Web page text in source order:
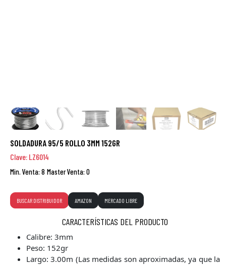
SOLDADURA 95/5 ROLLO 3MM 152GR
Clave: LZ6014
Min. Venta: 8 Master Venta: 0
BUSCAR DISTRIBUIDOR AMAZON MERCADO LIBRE
CARACTERÍSTICAS DEL PRODUCTO
Calibre: 3mm
Peso: 152gr
Largo: 3.00m (Las medidas son aproximadas, ya que la